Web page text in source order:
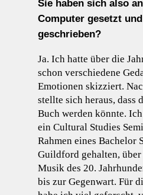
Sie haben sich also
Computer gesetzt und
geschrieben?
Ja. Ich hatte über die
schon verschiedene
Emotionen skizziert.
stellte sich heraus, dass
Buch werden könnte.
ein Cultural Studies
Rahmen eines Bachelor
Guildford gehalten, über
Musik des 20.
bis zur Gegenwart. Für